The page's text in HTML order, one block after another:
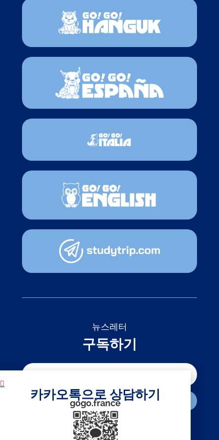
뉴스레터
구독하기
구독하기
카카오톡으로 상담하기
gogo.france